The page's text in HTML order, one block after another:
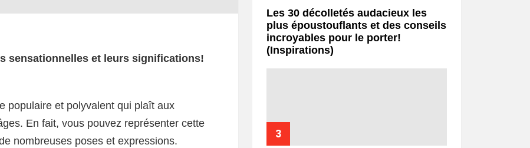
sensationnelles et leurs significations!
populaire et polyvalent qui plaît aux
En fait, vous pouvez représenter cette
nombreuses poses et expressions.
Les 30 décolletés audacieux les
plus époustouflants et des conseils
incroyables pour le porter!
(Inspirations)